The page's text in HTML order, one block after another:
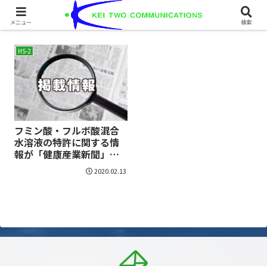
2020-02
HS-2
フミン酸・フルボ酸混合
水溶液の特許に関する情
報が「健康産業新聞」に
2020.02.13
メニュー 検索